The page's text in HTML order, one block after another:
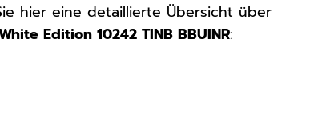
hier eine detaillierte Übersicht über
Edition 10242 TINB BBUINR: